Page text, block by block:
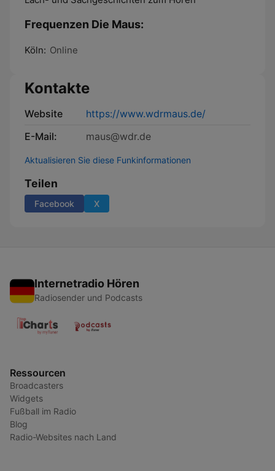
Frequenzen Die Maus:
Köln: Online
Kontakte
Website
https://www.wdrmaus.de/
E-Mail:
maus@wdr.de
Aktualisieren Sie diese Funkinformationen
Teilen
Facebook X
Internetradio Hören
Radiosender und Podcasts
Ressourcen
Broadcasters
Widgets
Fußball im Radio
Blog
Radio-Websites nach Land